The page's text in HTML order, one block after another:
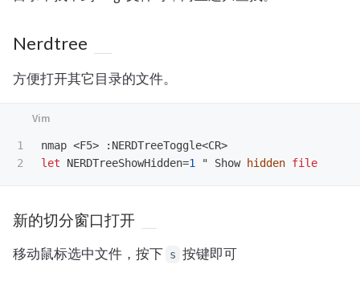
Nerdtree
方便打开其它目录的文件。
1
nmap <F5> : NERDTreeToggle<CR>
let NERDTreeShowHidden=1 " Show hidden file
新的切分窗口打开
移动鼠标选中文件，按下 s 按键即可